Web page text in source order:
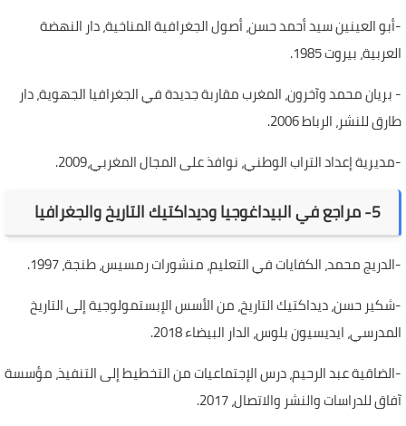
-أبو العينين سيد أحمد حسن، أصول الجغرافية المناخية، دار النهضة
العربية، بيروت 1985.
- بريان محمد وآخرون، المغرب مقاربة جديدة في الجغرافيا الجهوية، دار
طارق للنشر، الرباط 2006.
-مديرية إعداد التراب الوطني، نوافذ على المجال المغربي،2009.
5- مراجع في البيداغوجيا وديداكتيك التاريخ والجغرافيا
-الدريج محمد، الكفايات في التعليم، منشورات رمسيس، طنجة، 1997.
-شكير حسن، ديداكتيك التاريخ، من الأسس الإبستمولوجية إلى التاريخ
المدرسي، ايديسيون بلوس، الدار البيضاء 2018.
-الضاقية عبد الرحيم، درس الإجتماعيات من التخطيط إلى التنفيذ، مؤسسة
آفاق للدراسات والنشر والاتصال، 2017.